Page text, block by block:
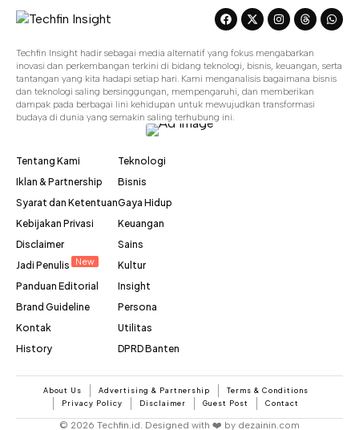
Techfin Insight hadir sebagai media alternatif yang fokus mengabarkan
inovasi dan perkembangan terkini di bidang teknologi, bisnis, keuangan, serta
tantangan yang kita hadapi setiap hari. Kami menganalisis bagaimana bisnis
dan teknologi saling bersinggungan, mempengaruhi, dan memberikan
dampak pada berbagai lini kehidupan untuk mewujudkan transformasi
budaya di dunia yang semakin saling terhubung ini.
Tentang Kami
Iklan & Partnership
Syarat dan Ketentuan
Kebijakan Privasi
Disclaimer
Jadi Penulis
New
Panduan Editorial
Brand Guideline
Kontak
History
Teknologi
Bisnis
Gaya Hidup
Keuangan
Sains
Kultur
Insight
Persona
Utilitas
DPRD Banten
About Us Advertising & Partnership
Terms & Conditions
Privacy Policy
Disclaimer Guest Post Contact
© 2026 Techfin.id. Designed with ❤️ by dezainin.com